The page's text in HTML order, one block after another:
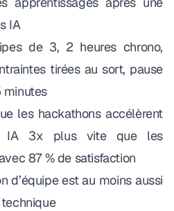
IA
de 3, 2 heures chrono,
tirées au sort, pause
minutes
les hackathons accélèrent
IA 3x plus vite que les
87 % de satisfaction
d’équipe est au moins aussi